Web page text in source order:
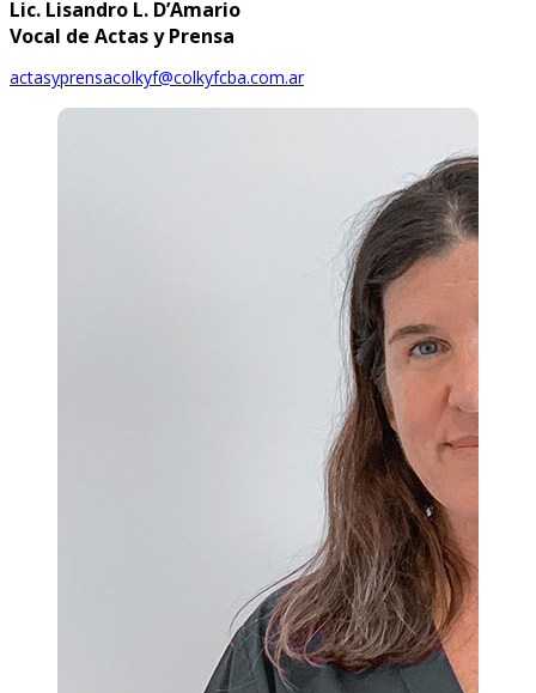
Lic. Lisandro L. D’Amario
Vocal de Actas y Prensa
actasyprensacolkyf@colkyfcba.com.ar